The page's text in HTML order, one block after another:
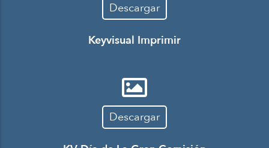
Descargar
Keyvisual Imprimir
Descargar